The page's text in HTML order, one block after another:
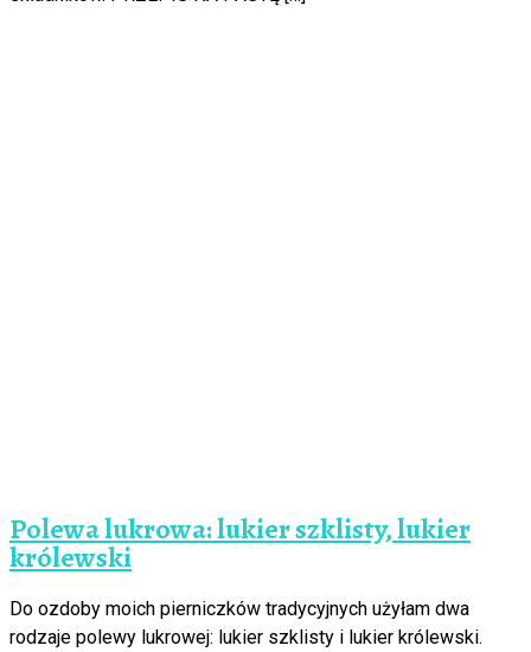
Polewa lukrowa: lukier szklisty, lukier
królewski
Do ozdoby moich pierniczków tradycyjnych użyłam dwa
rodzaje polewy lukrowej: lukier szklisty i lukier królewski.